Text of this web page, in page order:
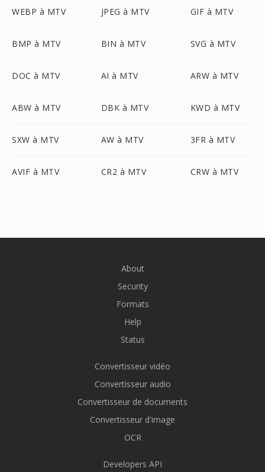
WEBP à MTV JPEG à MTV GIF à MTV
BMP à MTV BIN à MTV SVG à MTV
DOC à MTV AI à MTV ARW à MTV
ABW à MTV DBK à MTV KWD à MTV
SXW à MTV AW à MTV 3FR à MTV
AVIF à MTV CR2 à MTV CRW à MTV
About
Security
Formats
Help
Status
Convertisseur vidéo
Convertisseur audio
Convertisseur de documents
Convertisseur d'image
OCR
Developers API